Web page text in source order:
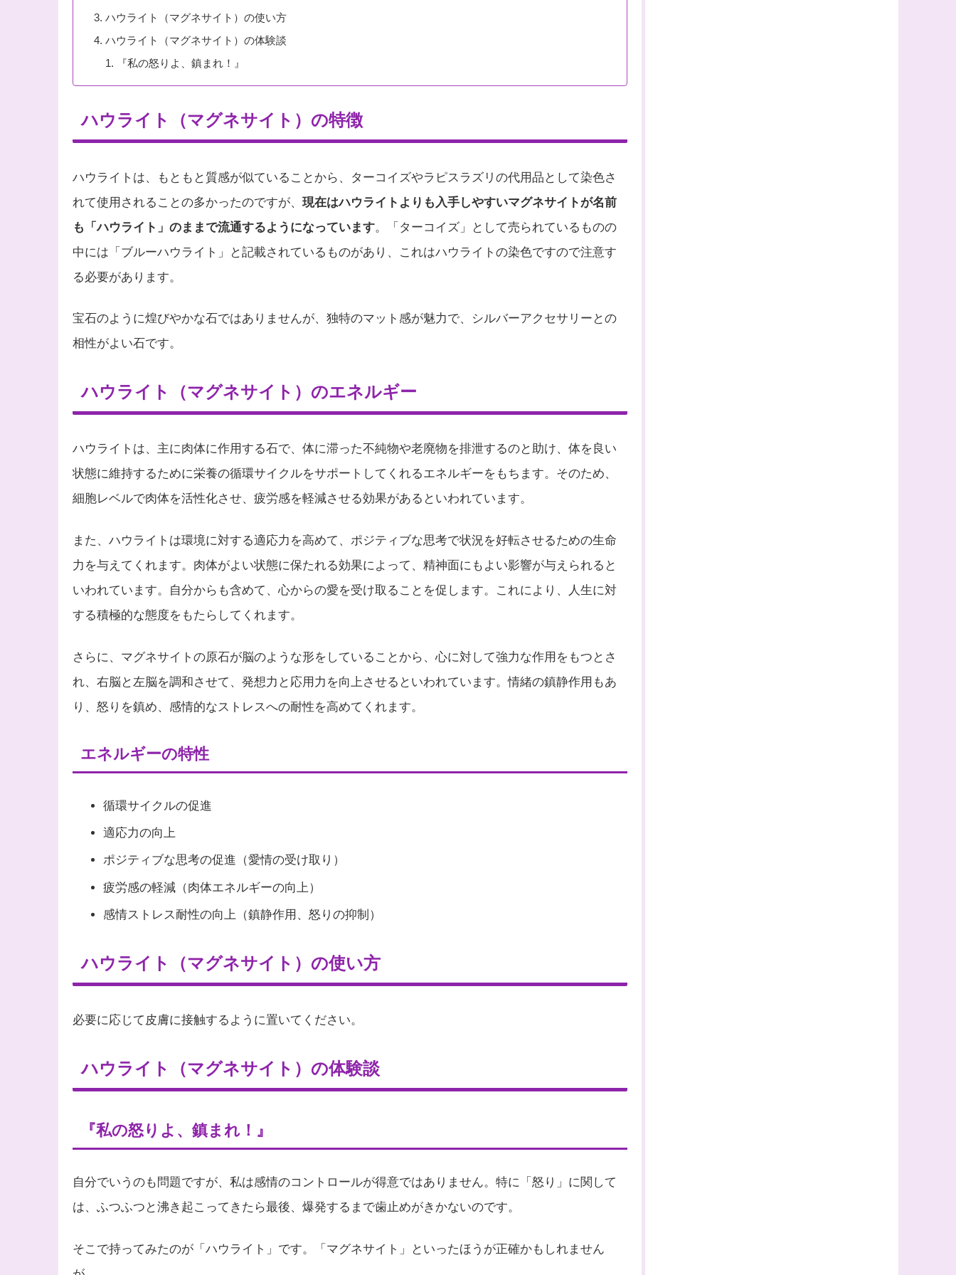
ハウライト（マグネサイト）の使い方
ハウライト（マグネサイト）の体験談
『私の怒りよ、鎮まれ！』
ハウライト（マグネサイト）の特徴
ハウライトは、もともと質感が似ていることから、ターコイズやラピスラズリの代用品として染色さ
れて使用されることの多かったのですが、 現在はハウライトよりも入手しやすいマグネサイトが名前
も「ハウライト」のままで流通するようになっています。「ターコイズ」として売られているものの
中には「ブルーハウライト」と記載されているものがあり、これはハウライトの染色ですので注意す
る必要があります。
宝石のように煌びやかな石ではありませんが、独特のマット感が魅力で、シルバーアクセサリーとの
相性がよい石です。
ハウライト（マグネサイト）のエネルギー
ハウライトは、主に肉体に作用する石で、体に滞った不純物や老廃物を排泄するのと助け、体を良い
状態に維持するために栄養の循環サイクルをサポートしてくれるエネルギーをもちます。そのため、
細胞レベルで肉体を活性化させ、疲労感を軽減させる効果があるといわれています。
また、ハウライトは環境に対する適応力を高めて、ポジティブな思考で状況を好転させるための生命
力を与えてくれます。肉体がよい状態に保たれる効果によって、精神面にもよい影響が与えられると
いわれています。自分からも含めて、心からの愛を受け取ることを促します。これにより、人生に対
する積極的な態度をもたらしてくれます。
さらに、マグネサイトの原石が脳のような形をしていることから、心に対して強力な作用をもつとさ
れ、右脳と左脳を調和させて、発想力と応用力を向上させるといわれています。情緒の鎮静作用もあ
り、怒りを鎮め、感情的なストレスへの耐性を高めてくれます。
エネルギーの特性
循環サイクルの促進
適応力の向上
ポジティブな思考の促進（愛情の受け取り）
疲労感の軽減（肉体エネルギーの向上）
感情ストレス耐性の向上（鎮静作用、怒りの抑制）
ハウライト（マグネサイト）の使い方
必要に応じて皮膚に接触するように置いてください。
ハウライト（マグネサイト）の体験談
『私の怒りよ、鎮まれ！』
自分でいうのも問題ですが、私は感情のコントロールが得意ではありません。特に「怒り」に関して
は、ふつふつと沸き起こってきたら最後、爆発するまで歯止めがきかないのです。
そこで持ってみたのが「ハウライト」です。「マグネサイト」といったほうが正確かもしれません